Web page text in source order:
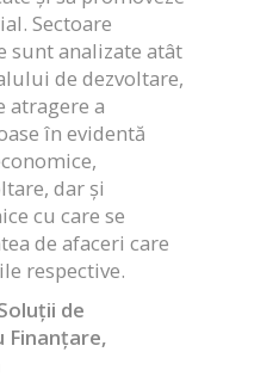
Sectoare
sunt analizate atât
de dezvoltare,
atragere a
în evidentă
dar și
cu care se
de afaceri care
respective.
de
Finanțare,